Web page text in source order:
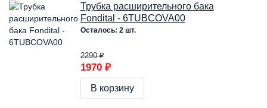
Трубка расширительного бака
Fondital - 6TUBCOVA00
Осталось: 2 шт.
2290 ₽
1970 ₽
В корзину